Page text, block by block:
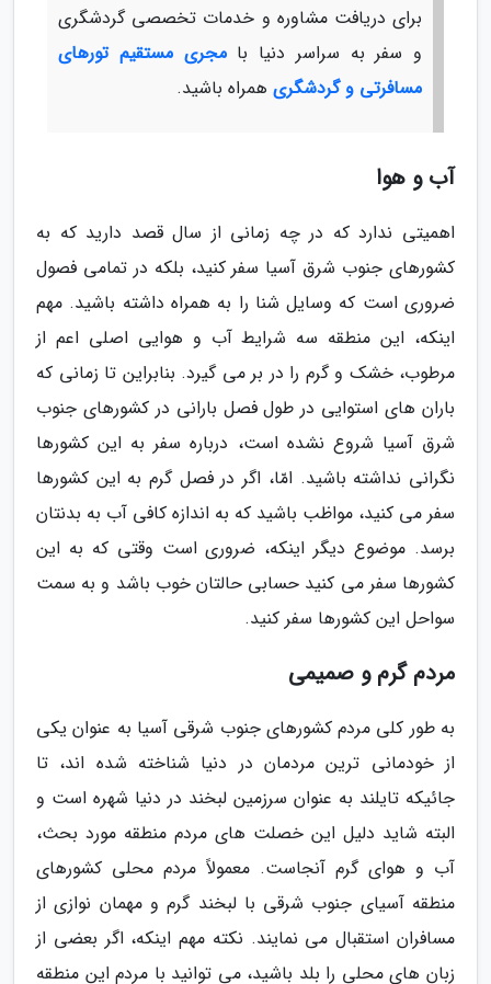
برای دریافت مشاوره و خدمات تخصصی گردشگری
و سفر به سراسر دنیا بامجری مستقیم تورهای
مسافرتی و گردشگری همراه باشید.
آب و هوا
اهمیتی ندارد که در چه زمانی از سال قصد دارید که به
کشورهای جنوب شرق آسیا سفر کنید، بلکه در تمامی فصول
ضروری است که وسایل شنا را به همراه داشته باشید. مهم
اینکه، این منطقه سه شرایط آب و هوایی اصلی اعم از
مرطوب، خشک و گرم را در بر می گیرد. بنابراین تا زمانی که
باران های استوایی در طول فصل بارانی در کشورهای جنوب
شرق آسیا شروع نشده است، درباره سفر به این کشورها
نگرانی نداشته باشید. امّا، اگر در فصل گرم به این کشورها
سفر می کنید، مواظب باشید که به اندازه کافی آب به بدنتان
برسد. موضوع دیگر اینکه، ضروری است وقتی که به این
کشورها سفر می کنید حسابی حالتان خوب باشد و به سمت
سواحل این کشورها سفر کنید.
مردم گرم و صمیمی
به طور کلی مردم کشورهای جنوب شرقی آسیا به عنوان یکی
از خودمانی ترین مردمان در دنیا شناخته شده اند، تا
جائیکه تایلند به عنوان سرزمین لبخند در دنیا شهره است و
البته شاید دلیل این خصلت های مردم منطقه مورد بحث،
آب و هوای گرم آنجاست. معمولاً مردم محلی کشورهای
منطقه آسیای جنوب شرقی با لبخند گرم و مهمان نوازی از
مسافران استقبال می نمایند. نکته مهم اینکه، اگر بعضی از
زبان های محلی را بلد باشید، می توانید با مردم این منطقه